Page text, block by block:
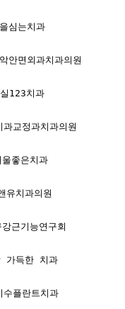
심는치과
안면외과치과의원
123치과
과교정과치과의원
울좋은치과
유치과의원
강근기능연구회
가득한 치과
수플란트치과